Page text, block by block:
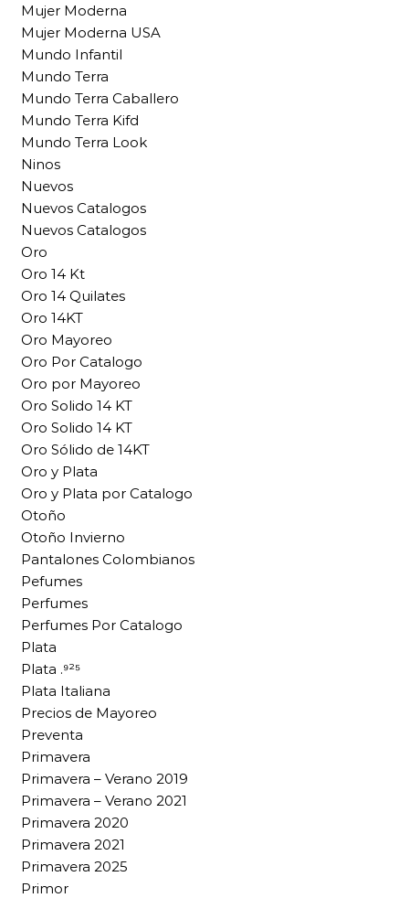
Mujer Moderna
Mujer Moderna USA
Mundo Infantil
Mundo Terra
Mundo Terra Caballero
Mundo Terra Kifd
Mundo Terra Look
Ninos
Nuevos
Nuevos Catalogos
Nuevos Catalogos
Oro
Oro 14 Kt
Oro 14 Quilates
Oro 14KT
Oro Mayoreo
Oro Por Catalogo
Oro por Mayoreo
Oro Solido 14 KT
Oro Solido 14 KT
Oro Sólido de 14KT
Oro y Plata
Oro y Plata por Catalogo
Otoño
Otoño Invierno
Pantalones Colombianos
Pefumes
Perfumes
Perfumes Por Catalogo
Plata
Plata .⁹²⁵
Plata Italiana
Precios de Mayoreo
Preventa
Primavera
Primavera – Verano 2019
Primavera – Verano 2021
Primavera 2020
Primavera 2021
Primavera 2025
Primor